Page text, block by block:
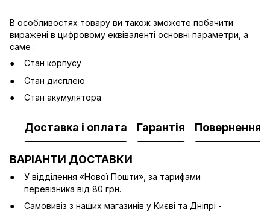
В особливостях товару ви також зможете побачити
виражені в цифровому еквіваленті основні параметри, а
саме :
Стан корпусу
Стан дисплею
Стан акумулятора
Доставка і оплата Гарантія Повернення
ВАРІАНТИ ДОСТАВКИ
У відділення «Нової Пошти», за тарифами
перевізника від 80 грн.
Cамовивіз з наших магазинів у Києві та Дніпрі -